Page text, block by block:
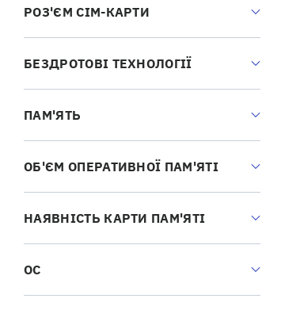
РОЗ'ЄМ СІМ-КАРТИ
БЕЗДРОТОВІ ТЕХНОЛОГІЇ
ПАМ'ЯТЬ
ОБ'ЄМ ОПЕРАТИВНОЇ ПАМ'ЯТІ
НАЯВНІСТЬ КАРТИ ПАМ'ЯТІ
ОС